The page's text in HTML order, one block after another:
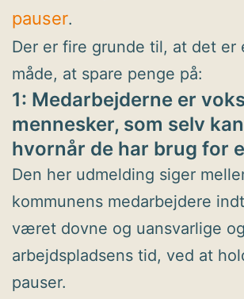
pauser.
Der er fire grunde til, at det er
måde, at spare penge på:
1: Medarbejderne er
mennesker, som selv
hvornår de har brug for
Den her udmelding siger
kommunens medarbejdere
været dovne og uansvarlige
arbejdspladsens tid, ved at
pauser.